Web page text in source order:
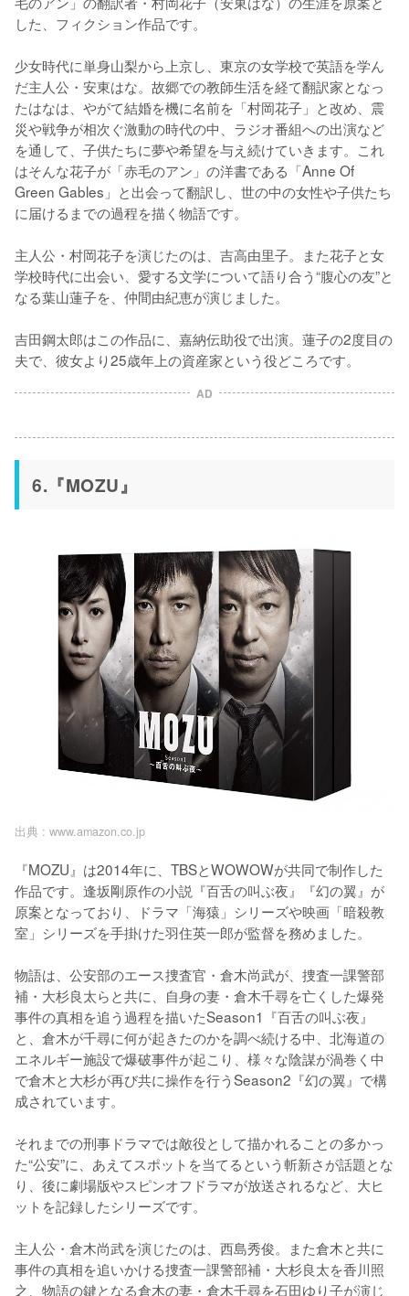
した、フィクション作品です。
少女時代に単身山梨から上京し、東京の女学校で英語を学ん
だ主人公・安東はな。故郷での教師生活を経て翻訳家となっ
たはなは、やがて結婚を機に名前を「村岡花子」と改め、震
災や戦争が相次ぐ激動の時代の中、ラジオ番組への出演など
を通して、子供たちに夢や希望を与え続けていきます。これ
はそんな花子が「赤毛のアン」の洋書である「Anne Of
Green Gables」と出会って翻訳し、世の中の女性や子供たち
に届けるまでの過程を描く物語です。
主人公・村岡花子を演じたのは、吉高由里子。また花子と女
学校時代に出会い、愛する文学について語り合う“腹心の友”と
なる葉山蓮子を、仲間由紀恵が演じました。
吉田鋼太郎はこの作品に、嘉納伝助役で出演。蓮子の2度目の
夫で、彼女より25歳年上の資産家という役どころです。
AD
6.『MOZU』
出典 : www.amazon.co.jp
『MOZU』は2014年に、TBSとWOWOWが共同で制作した
作品です。逢坂剛原作の小説『百舌の叫ぶ夜』『幻の翼』が
原案となっており、ドラマ「海猿」シリーズや映画「暗殺教
室」シリーズを手掛けた羽住英一郎が監督を務めました。
物語は、公安部のエース捜査官・倉木尚武が、捜査一課警部
補・大杉良太らと共に、自身の妻・倉木千尋を亡くした爆発
事件の真相を追う過程を描いたSeason1『百舌の叫ぶ夜』
と、倉木が千尋に何が起きたのかを調べ続ける中、北海道の
エネルギー施設で爆破事件が起こり、様々な陰謀が渦巻く中
で倉木と大杉が再び共に操作を行うSeason2『幻の翼』で構
成されています。
それまでの刑事ドラマでは敵役として描かれることの多かっ
た“公安”に、あえてスポットを当てるという斬新さが話題とな
り、後に劇場版やスピンオフドラマが放送されるなど、大ヒ
ットを記録したシリーズです。
主人公・倉木尚武を演じたのは、西島秀俊。また倉木と共に
事件の真相を追いかける捜査一課警部補・大杉良太を香川照
之、物語の鍵となる倉木の妻・倉木千尋を石田ゆり子が演じ